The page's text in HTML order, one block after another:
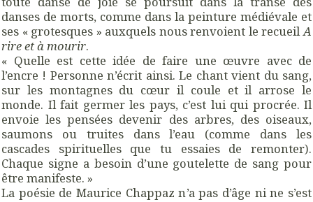
danses de morts, comme dans la peinture médiévale et
ses « grotesques » auxquels nous renvoient le recueil A
rire et à mourir.
« Quelle est cette idée de faire une œuvre avec de
l’encre ! Personne n’écrit ainsi. Le chant vient du sang,
sur les montagnes du cœur il coule et il arrose le
monde. Il fait germer les pays, c’est lui qui procrée. Il
envoie les pensées devenir des arbres, des oiseaux,
saumons ou truites dans l’eau (comme dans les
cascades spirituelles que tu essaies de remonter).
Chaque signe a besoin d’une goutelette de sang pour
être manifeste. »
La poésie de Maurice Chappaz n’a pas d’âge ni ne s’est